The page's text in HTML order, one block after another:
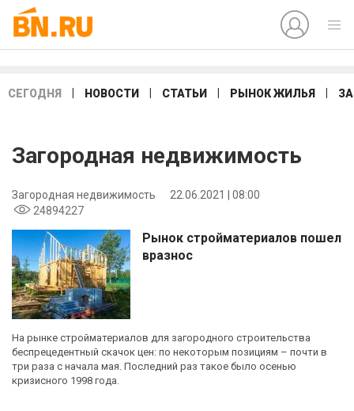
СЕГОДНЯ НОВОСТИ СТАТЬИ РЫНОК ЖИЛЬЯ
Загородная недвижимость
Загородная недвижимость
22.06.2021 | 08:00
24894227
Рынок стройматериалов пошел
вразнос
На рынке стройматериалов для загородного строительства
беспрецедентный скачок цен: по некоторым позициям – почти в
три раза с начала мая. Последний раз такое было осенью
кризисного 1998 года.